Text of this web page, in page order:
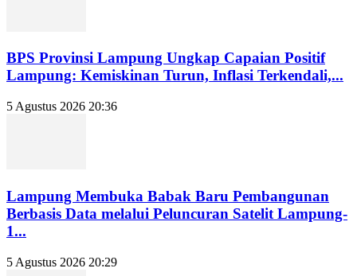
BPS Provinsi Lampung Ungkap Capaian Positif
Lampung: Kemiskinan Turun, Inflasi Terkendali,...
5 Agustus 2026 20:36
Lampung Membuka Babak Baru Pembangunan
Berbasis Data melalui Peluncuran Satelit Lampung-
1...
5 Agustus 2026 20:29